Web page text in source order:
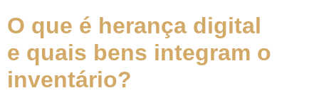
O que é herança digital
e quais bens integram o
inventário?